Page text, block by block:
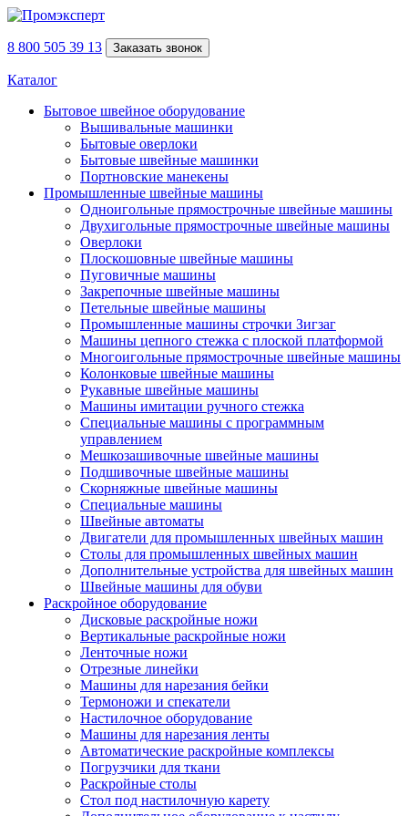
8 800 505 39 13 Заказать звонок
Каталог
Бытовое швейное оборудование
Вышивальные машинки
Бытовые оверлоки
Бытовые швейные машинки
Портновские манекены
Промышленные швейные машины
Одноигольные прямострочные швейные машины
Двухигольные прямострочные швейные машины
Оверлоки
Плоскошовные швейные машины
Пуговичные машины
Закрепочные швейные машины
Петельные швейные машины
Промышленные машины строчки Зигзаг
Машины цепного стежка с плоской платформой
Многоигольные прямострочные швейные машины
Колонковые швейные машины
Рукавные швейные машины
Машины имитации ручного стежка
Специальные машины с программным
управлением
Мешкозашивочные швейные машины
Подшивочные швейные машины
Скорняжные швейные машины
Специальные машины
Швейные автоматы
Двигатели для промышленных швейных машин
Столы для промышленных швейных машин
Дополнительные устройства для швейных машин
Швейные машины для обуви
Раскройное оборудование
Дисковые раскройные ножи
Вертикальные раскройные ножи
Ленточные ножи
Отрезные линейки
Машины для нарезания бейки
Термоножи и спекатели
Настилочное оборудование
Машины для нарезания ленты
Автоматические раскройные комплексы
Погрузчики для ткани
Раскройные столы
Стол под настилочную карету